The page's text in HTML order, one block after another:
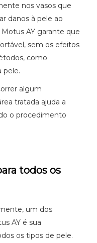
nos vasos que
danos à pele ao
AY garante que
sem os efeitos
como
pele.
algum
tratada ajuda a
o procedimento
todos os
um dos
AY é sua
os tipos de pele.